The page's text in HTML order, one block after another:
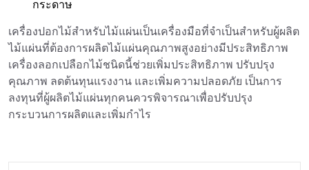
กระดาษ
เครื่องปอกไม้สำหรับไม้แผ่นเป็นเครื่องมือที่จำเป็นสำหรับผู้ผลิต
ไม้แผ่นที่ต้องการผลิตไม้แผ่นคุณภาพสูงอย่างมีประสิทธิภาพ
เครื่องลอกเปลือกไม้ชนิดนี้ช่วยเพิ่มประสิทธิภาพ ปรับปรุง
คุณภาพ ลดต้นทุนแรงงาน และเพิ่มความปลอดภัย เป็นการ
ลงทุนที่ผู้ผลิตไม้แผ่นทุกคนควรพิจารณาเพื่อปรับปรุง
กระบวนการผลิตและเพิ่มกำไร